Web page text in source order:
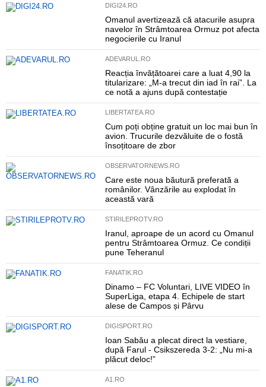
DIGI24.RO
Omanul avertizează că atacurile asupra
navelor în Strâmtoarea Ormuz pot afecta
negocierile cu Iranul
ADEVARUL.RO
Reacția învățătoarei care a luat 4,90 la
titularizare: „M-a trecut din iad în rai”. La
ce notă a ajuns după contestație
LIBERTATEA.RO
Cum poți obține gratuit un loc mai bun în
avion. Trucurile dezvăluite de o fostă
însoțitoare de zbor
OBSERVATORNEWS.RO
Care este noua băutură preferată a
românilor. Vânzările au explodat în
această vară
STIRILEPROTV.RO
Iranul, aproape de un acord cu Omanul
pentru Strâmtoarea Ormuz. Ce condiții
pune Teheranul
FANATIK.RO
Dinamo – FC Voluntari, LIVE VIDEO în
SuperLiga, etapa 4. Echipele de start
alese de Campos și Pârvu
DIGISPORT.RO
Ioan Sabău a plecat direct la vestiare,
după Farul - Csikszereda 3-2: „Nu mi-a
plăcut deloc!”
A1.RO